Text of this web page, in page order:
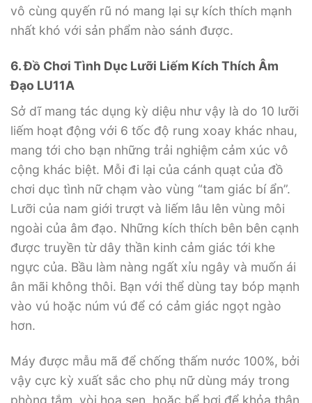
vô cùng quyến rũ nó mang lại sự kích thích mạnh
nhất khó với sản phẩm nào sánh được.
6. Đồ Chơi Tình Dục Lưỡi Liếm Kích Thích Âm
Đạo LU11A
Sở dĩ mang tác dụng kỳ diệu như vậy là do 10 lưỡi
liếm hoạt động với 6 tốc độ rung xoay khác nhau,
mang tới cho bạn những trải nghiệm cảm xúc vô
cộng khác biệt. Mỗi đi lại của cánh quạt của đồ
chơi dục tình nữ chạm vào vùng “tam giác bí ẩn”.
Lưỡi của nam giới trượt và liếm lâu lên vùng môi
ngoài của âm đạo. Những kích thích bên bên cạnh
được truyền từ dây thần kinh cảm giác tới khe
ngực của. Bầu làm nàng ngất xỉu ngây và muốn ái
ân mãi không thôi. Bạn với thể dùng tay bóp mạnh
vào vú hoặc núm vú để có cảm giác ngọt ngào
hơn.
Máy được mẫu mã để chống thấm nước 100%, bởi
vậy cực kỳ xuất sắc cho phụ nữ dùng máy trong
phòng tắm, vòi hoa sen, hoặc bể bơi để khỏa thân